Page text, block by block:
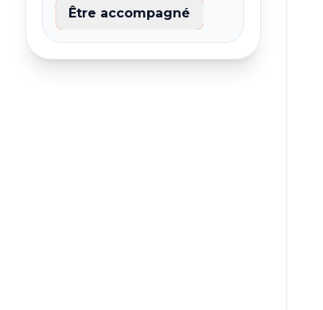
Être accompagné